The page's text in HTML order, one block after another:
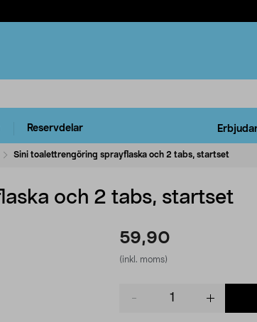
Reservdelar
Sini toalettrengöring sprayflaska och 2 tabs, startset
och 2 tabs, startset
59,90
(inkl. moms)